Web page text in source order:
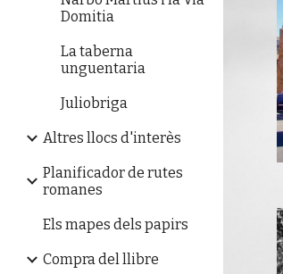
Domitia
La taberna
unguentaria
Juliobriga
Altres llocs d'interès
Planificador de rutes
romanes
Els mapes dels papirs
Compra del llibre